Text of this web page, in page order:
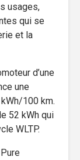
usages,
qui se
et la
d’une
une
100 km.
52 kWh qui
WLTP.